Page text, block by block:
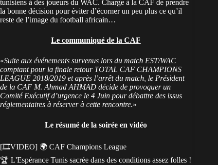
tunisiens à des joueurs du WAC. Charge à la CAF de prendre
la bonne décision pour éviter d’écorner un peu plus ce qu’il
reste de l’image du football africain…
Le communiqué de la CAF
«Suite aux événements survenus lors du match EST/WAC
comptant pour la finale retour TOTAL CAF CHAMPIONS
LEAGUE 2018/2019 et après l’arrêt du match, le Président
de la CAF M. Ahmad AHMAD décide de provoquer un
Comité Exécutif d’urgence le 4 Juin pour débattre des issus
réglementaires à réserver à cette rencontre.»
Le résumé de la soirée en vidéo
[🎞️VIDEO] 🌍 CAF Champions League
🏆 L'Espérance Tunis sacrée dans des conditions assez folles !